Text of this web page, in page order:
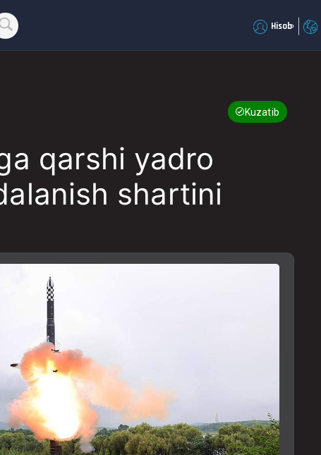
Hisob
Kuzatib boring
qarshi yadro
shartini